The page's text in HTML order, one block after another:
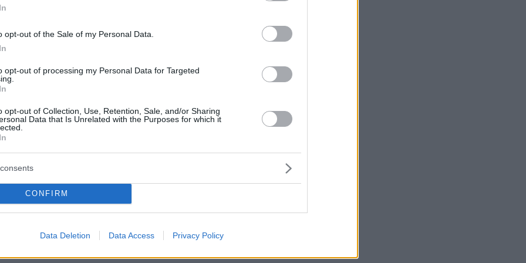
opt-out of the Sale of my Personal Data.
opt-out of processing my Personal Data for Targeted
opt-out of Collection, Use, Retention, Sale, and/or Sharing
Data that Is Unrelated with the Purposes for which it
CONFIRM
Data Deletion Data Access Privacy Policy
τη δική του μάχη με τον εθισμό και ανέφερε
τον θάνατο του ηθοποιού.
είχα κάνει, ζητώ συγγνώμη»
ο θάνατός του στους ανθρώπους που τον
έγραψε. «Στην οικογένεια του Ματ ζητώ
την υπόθεση.
πλήρως την ευθύνη για τις εγκληματικές
Ελπίζω η ποινή μου να προσφέρει ένα μέτρο
και γαλήνης σε όλους όσοι αγαπούσαν τον